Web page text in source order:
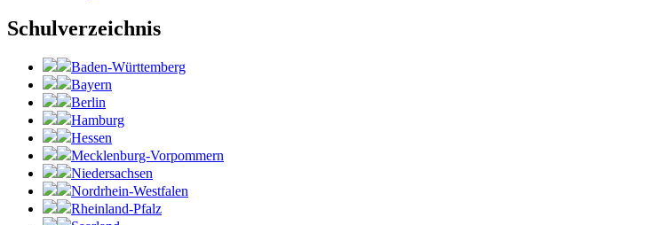
Schulverzeichnis
Baden-Württemberg
Bayern
Berlin
Hamburg
Hessen
Mecklenburg-Vorpommern
Niedersachsen
Nordrhein-Westfalen
Rheinland-Pfalz